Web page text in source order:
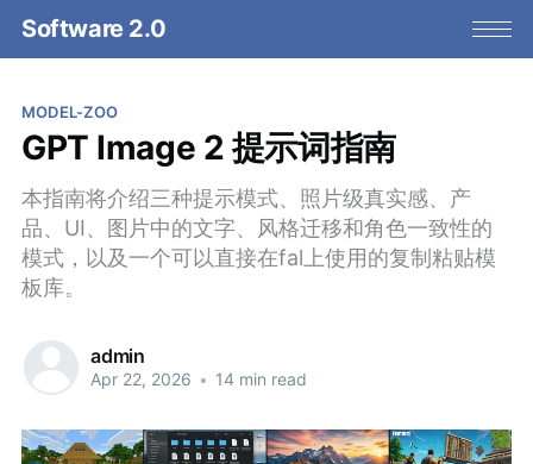
Software 2.0
MODEL-ZOO
GPT Image 2 提示词指南
本指南将介绍三种提示模式、照片级真实感、产
品、UI、图片中的文字、风格迁移和角色一致性的
模式，以及一个可以直接在fal上使用的复制粘贴模
板库。
admin
Apr 22, 2026 • 14 min read